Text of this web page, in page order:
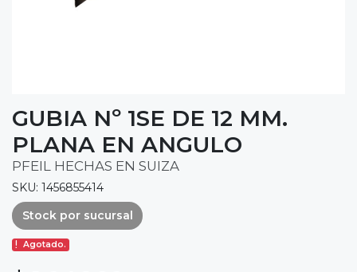
GUBIA Nº 1SE DE 12 MM.
PLANA EN ANGULO
PFEIL HECHAS EN SUIZA
SKU: 1456855414
Stock por sucursal
Agotado.